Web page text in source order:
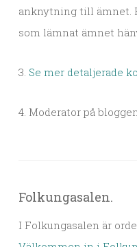
anknytning till ämnet.
som lämnat ämnet
3. Se mer detaljerade
4. Moderator på
Folkungasalen.
I Folkungasalen är